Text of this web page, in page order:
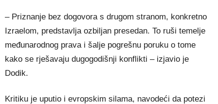
– Priznanje bez dogovora s drugom stranom, konkretno
Izraelom, predstavlja ozbiljan presedan. To ruši temelje
međunarodnog prava i šalje pogrešnu poruku o tome
kako se rješavaju dugogodišnji konflikti – izjavio je
Dodik.
Kritiku je uputio i evropskim silama, navodeći da potezi